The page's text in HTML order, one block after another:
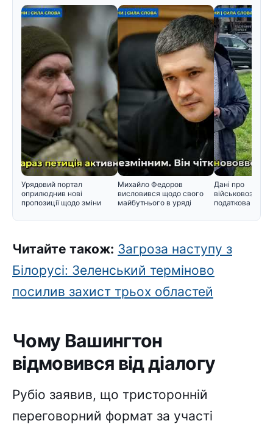
Урядовий портал
оприлюднив нові
пропозиції щодо зміни
Михайло Федоров
висловився щодо свого
майбутнього в уряді
Дані про
податкова
Читайте також: Загроза наступу з
Білорусі: Зеленський терміново
посилив захист трьох областей
Чому Вашингтон
відмовився від діалогу
Рубіо заявив, що тристоронній
переговорний формат за участі